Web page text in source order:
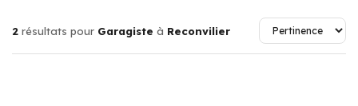
2 résultats pour Garagiste à Reconvilier